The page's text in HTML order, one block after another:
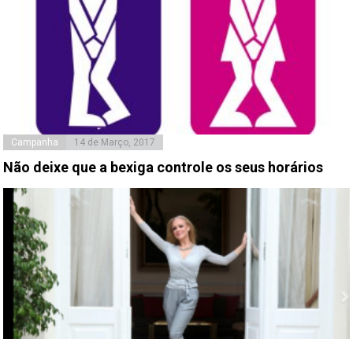
Campanha 14 de Março, 2017
Não deixe que a bexiga controle os seus horários